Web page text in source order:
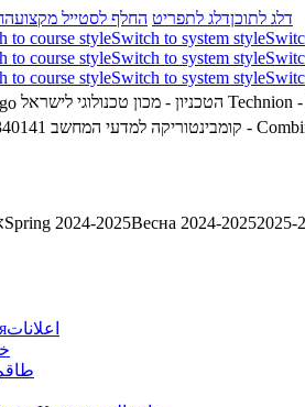
דלג לתוכןדלג לתפריט החלף לסטייל מקצוע
to course styleSwitch to system style
to course styleSwitch to system style
to course styleSwitch to system style
Technion
02340141 - קומבינטוריקה למדעי המחשב
Spring 2024-2025Весна 2024-2025
اعلانات